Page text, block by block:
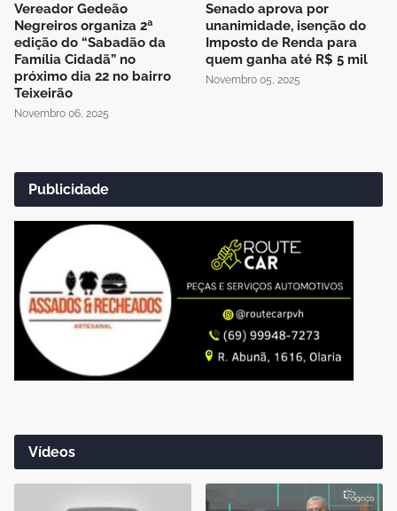
Vereador Gedeão
Negreiros organiza 2ª
edição do “Sabadão da
Família Cidadã” no
próximo dia 22 no bairro
Teixeirão
Novembro 06, 2025
Senado aprova por
unanimidade, isenção do
Imposto de Renda para
quem ganha até R$ 5 mil
Novembro 05, 2025
Publicidade
Vídeos